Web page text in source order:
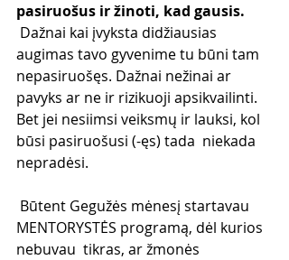
pasiruošus ir žinoti, kad gausis.
augimas tavo gyvenime tu būni tam
nepasiruošęs. Dažnai nežinai ar
pavyks ar ne ir rizikuoji apsikvailinti.
Bet jei nesiimsi veiksmų ir lauksi, kol
būsi pasiruošusi (-ęs) tada  niekada
nepradėsi.
MENTORYSTĖS programą, dėl kurios
nebuvau  tikras, ar žmonės